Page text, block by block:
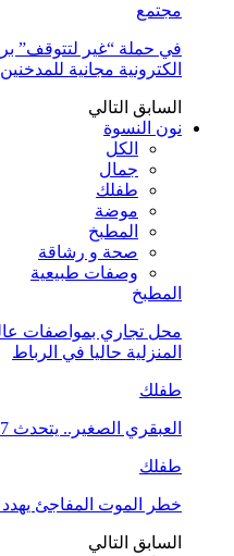
مجتمع
في حملة “غير لتتوقف”
الكترونية مجانية
السابق التالي
نون النسوة
الكل
جمال
طفلك
موضة
المطبخ
صحة و رشاقة
وصفات طبيعية
المطبخ
محل تجاري بمواصفات
المنزلية حاليا في الرباط
طفلك
العبقري الصغير.. يتحدث 7 لغات في عمر الرابعة
طفلك
خطر الموت المفاجئ يهدد
السابق التالي